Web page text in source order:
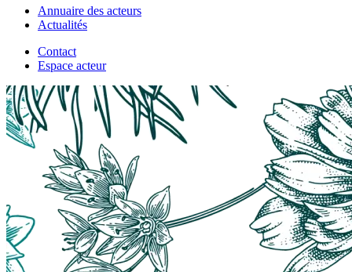
Annuaire des acteurs
Actualités
Contact
Espace acteur